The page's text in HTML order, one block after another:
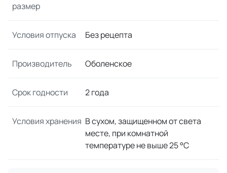
размер
Условия отпуска Без рецепта
Производитель Оболенское
Срок годности 2 года
Условия хранения В сухом, защищенном от света
месте, при комнатной
температуре не выше 25 °C